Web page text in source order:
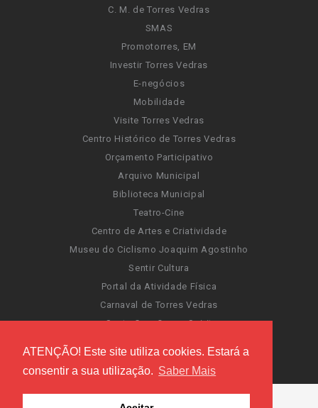
ATENÇÃO! Este site utiliza cookies. Estará a
consentir a sua utilização. Saber Mais
C. M. de Torres Vedras
SMAS
Promotorres, EM
Investir Torres Vedras
E-negócios
Mobilidade
Visite Torres Vedras
Centro Histórico de Torres Vedras
Orçamento Participativo
Arquivo Municipal
Biblioteca Municipal
Teatro-Cine
Centro de Artes e Criatividade
Museu do Ciclismo Joaquim Agostinho
Sentir Cultura
Portal da Atividade Física
Carnaval de Torres Vedras
Santa Cruz Ocean Spirit